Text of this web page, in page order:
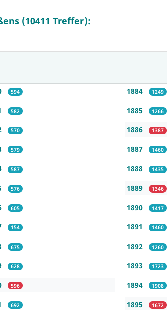
(10411 Treffer):
594
582
570
579
587
576
605
154
675
628
596
692
1884 1249
1885 1266
1886 1387
1887 1460
1888 1435
1889 1346
1890 1417
1891 1460
1892 1260
1893 1723
1894 1908
1895 1672